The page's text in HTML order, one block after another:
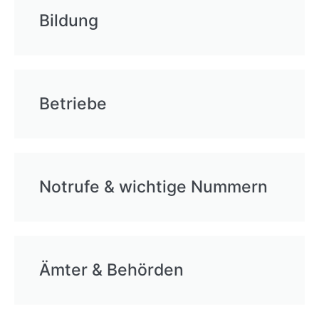
Bildung
Betriebe
Notrufe & wichtige Nummern
Ämter & Behörden